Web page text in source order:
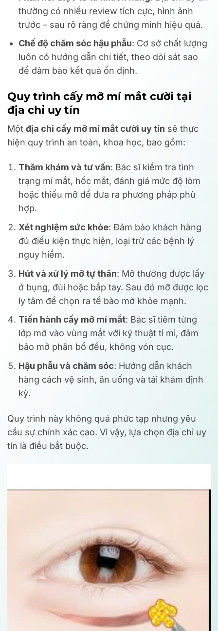
thường có nhiều review tích cực, hình ảnh
trước – sau rõ ràng để chứng minh hiệu quả.
Chế độ chăm sóc hậu phẫu: Cơ sở chất lượng
luôn có hướng dẫn chi tiết, theo dõi sát sao
để đảm bảo kết quả ổn định.
Quy trình cấy mỡ mí mắt cười tại
địa chỉ uy tín
Một địa chỉ cấy mỡ mí mắt cười uy tín sẽ thực
hiện quy trình an toàn, khoa học, bao gồm:
Thăm khám và tư vấn: Bác sĩ kiểm tra tình
trạng mí mắt, hốc mắt, đánh giá mức độ lõm
hoặc thiếu mỡ để đưa ra phương pháp phù
hợp.
Xét nghiệm sức khỏe: Đảm bảo khách hàng
đủ điều kiện thực hiện, loại trừ các bệnh lý
nguy hiểm.
Hút và xử lý mỡ tự thân: Mỡ thường được lấy
ở bụng, đùi hoặc bắp tay. Sau đó mỡ được lọc
ly tâm để chọn ra tế bào mỡ khỏe mạnh.
Tiến hành cấy mỡ mí mắt: Bác sĩ tiêm từng
lớp mỡ vào vùng mắt với kỹ thuật tỉ mỉ, đảm
bảo mỡ phân bổ đều, không vón cục.
Hậu phẫu và chăm sóc: Hướng dẫn khách
hàng cách vệ sinh, ăn uống và tái khám định
kỳ.
Quy trình này không quá phức tạp nhưng yêu
cầu sự chính xác cao. Vì vậy, lựa chọn địa chỉ uy
tín là điều bắt buộc.